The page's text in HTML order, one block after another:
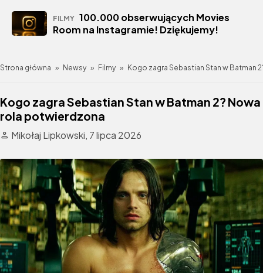
FILMY 100.000 obserwujących Movies
Room na Instagramie! Dziękujemy!
Strona główna » Newsy » Filmy » Kogo zagra Sebastian Stan w Batman
Kogo zagra Sebastian Stan w Batman 2? Nowa
rola potwierdzona
Mikołaj Lipkowski, 7 lipca 2026